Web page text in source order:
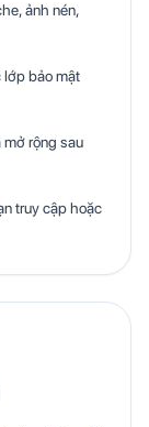
ảnh nén,
lớp bảo mật
mở rộng sau
truy cập hoặc